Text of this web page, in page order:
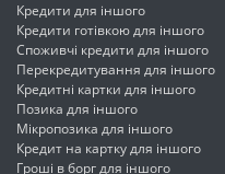
Кредити для іншого
Кредити готівкою для іншого
Споживчі кредити для іншого
Перекредитування для іншого
Кредитні картки для іншого
Позика для іншого
Мікропозика для іншого
Кредит на картку для іншого
Гроші в борг для іншого